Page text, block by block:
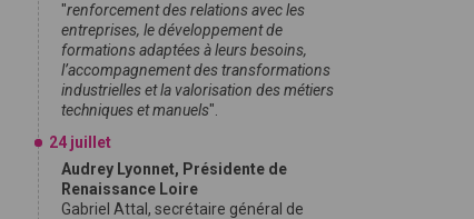
"renforcement des relations avec les
entreprises, le développement de
formations adaptées à leurs besoins,
l’accompagnement des transformations
industrielles et la valorisation des métiers
techniques et manuels".
24 juillet
Audrey Lyonnet, Présidente de
Renaissance Loire
Gabriel Attal, secrétaire général de